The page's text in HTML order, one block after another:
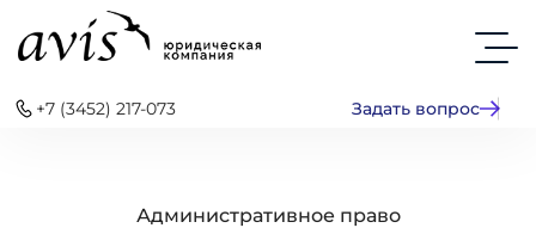
+7 (3452) 217-073 Задать вопрос
Административное право